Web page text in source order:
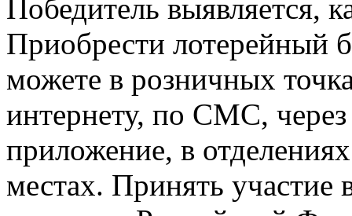
Победитель выявляется,
Приобрести лотерейный
можете в розничных
интернету, по СМС,
приложение, в
местах. Принять